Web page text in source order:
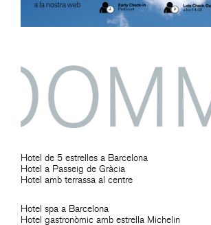
Hotel de 5 estrelles a Barcelona
Hotel a Passeig de Gràcia
Hotel amb terrassa al centre
Hotel spa a Barcelona
Hotel gastronòmic amb estrella Michelin